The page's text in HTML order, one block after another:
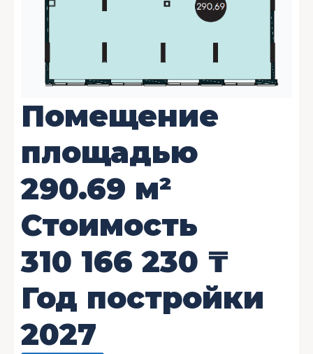
Помещение
площадью
290.69 м²
Стоимость
310 166 230 ₸
Год постройки
2027